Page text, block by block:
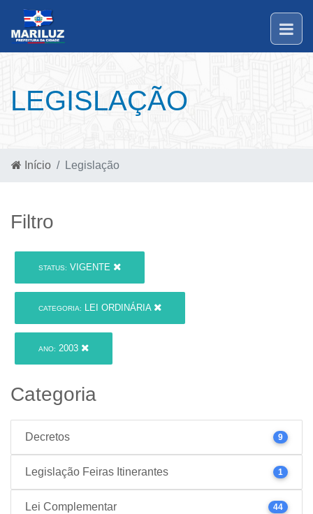
LEGISLAÇÃO
Início Legislação
Filtro
STATUS: VIGENTE
CATEGORIA: LEI ORDINÁRIA
ANO: 2003
Categoria
Decretos 9
Legislação Feiras Itinerantes 1
Lei Complementar 44